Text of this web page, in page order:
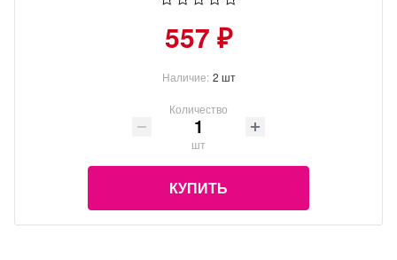
557 ₽
Наличие: 2 шт
Количество
шт
КУПИТЬ